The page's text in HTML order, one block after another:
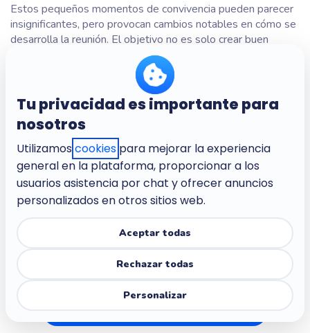
Estos pequeños momentos de convivencia pueden parecer
insignificantes, pero provocan cambios notables en cómo se
desarrolla la reunión. El objetivo no es solo crear buen
ambiente, sino instaurar hábitos de comunicación que se
Empieza con un rompehielos rápido, una nube de palabras o
un juego de preguntas divertido. Después, arranca tu reunión
apoyándote en esa buena energía. El espíritu de equipo se
desarrolla a través de estos pequeños momentos repetidos
y regulares, que convierten la participación en un hábito.
👉 Usa las actividades de Wooclap en tus reuniones y
observa cómo los cambios van apareciendo poco a poco, en
directo.
¡Prueba Wooclap gratis!
Tu privacidad es importante para
nosotros
Utilizamos cookies para mejorar la experiencia
general en la plataforma, proporcionar a los
usuarios asistencia por chat y ofrecer anuncios
personalizados en otros sitios web.
Aceptar todas
Rechazar todas
Personalizar